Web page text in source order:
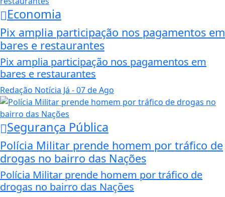
Economia
Pix amplia participação nos pagamentos em
bares e restaurantes
Pix amplia participação nos pagamentos em
bares e restaurantes
Redação Notícia Já - 07 de Ago
Segurança Pública
Polícia Militar prende homem por tráfico de
drogas no bairro das Nações
Polícia Militar prende homem por tráfico de
drogas no bairro das Nações